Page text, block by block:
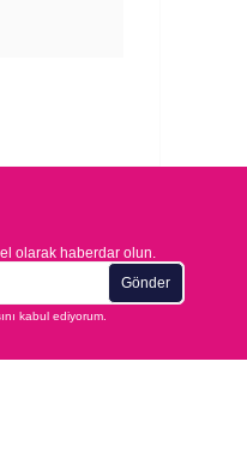
olarak haberdar olun.
Gönder
kabul ediyorum.